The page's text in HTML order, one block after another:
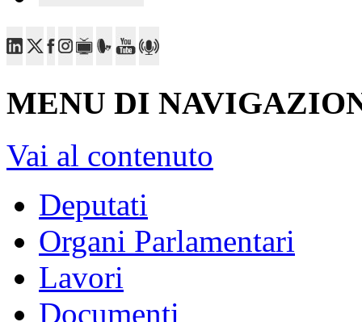
MENU DI
Vai al contenuto
Deputati
Organi Parlamentari
Lavori
Documenti